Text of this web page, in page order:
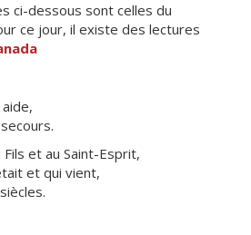
ci-dessous sont celles du
ce jour, il existe des lectures
et au Saint-Esprit,
et qui vient,